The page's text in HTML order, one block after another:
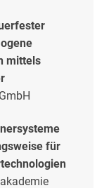
mittels
für